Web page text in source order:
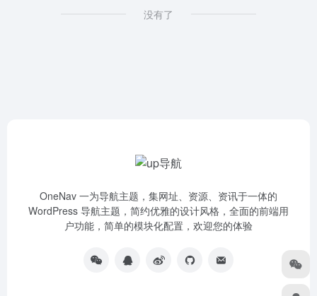
没有了
OneNav 一为导航主题，集网址、资源、资讯于一体的
WordPress 导航主题，简约优雅的设计风格，全面的前端用
户功能，简单的模块化配置，欢迎您的体验